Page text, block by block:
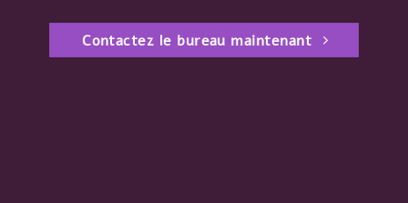
Contactez le bureau maintenant